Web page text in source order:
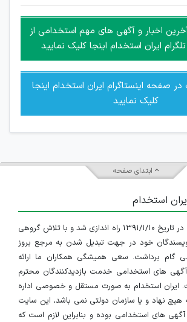
برای هرگونه ملاقات حضوری چه به صورت دسته
کاربران سایت وجود ندارد.
اخبار و آگهی های مهم استخدامی از
ایران استخدام اینجا کلیک نمایید
اینستاگرام ایران استخدام اینجا
کلیک نمایید
ابتدای صفحه
استخدام
سایت ایران استخدام در تاریخ ۱۳۹۱/۱/۱۰ راه اندازی شد و با تلاش گروهی
خود در جهت تبدیل شدن به مرجع بروز
گام برداشت. سعی همیشگی همکاران ما ارائه
های استخدامی خدمت بازدیدکنندگان محترم
ایران استخدام به صورت مستقل و خصوصی اداره
نهاد و یا سازمان دولتی نمی باشد، این سایت
های استخدامی بوده و بنابراین لازم است که